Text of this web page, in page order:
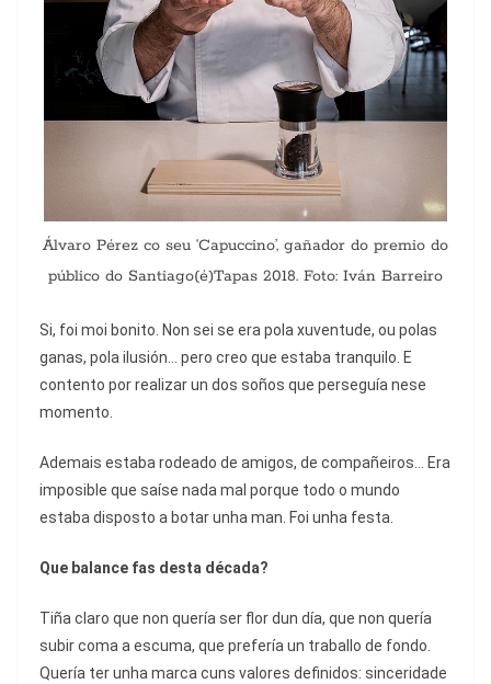
Álvaro Pérez co seu ‘Capuccino’, gañador do premio do
público do Santiago(é)Tapas 2018. Foto: Iván Barreiro
Si, foi moi bonito. Non sei se era pola xuventude, ou polas
ganas, pola ilusión… pero creo que estaba tranquilo. E
contento por realizar un dos soños que perseguía nese
momento.
Ademais estaba rodeado de amigos, de compañeiros… Era
imposible que saíse nada mal porque todo o mundo
estaba disposto a botar unha man. Foi unha festa.
Que balance fas desta década?
Tiña claro que non quería ser flor dun día, que non quería
subir coma a escuma, que prefería un traballo de fondo.
Quería ter unha marca cuns valores definidos: sinceridade